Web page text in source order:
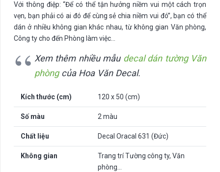
with
số
lượng
Với thông điệp: “Để có thể tận hưởng niềm vui một cách trọn
vẹn, bạn phải có ai đó để cùng sẻ chia niềm vui đó”, bạn có thể
dán ở nhiều không gian khác nhau, từ không gian Văn phòng,
Công ty cho đến Phòng làm việc…
Xem thêm nhiều mẫu decal dán tường Văn
phòngcủa Hoa Văn Decal.
Kích thước (cm) 120 x 50 (cm)
Số màu 2 màu
Chất liệu Decal Oracal 631 (Đức)
Không gian
Trang trí Tường công ty, Văn
phòng…